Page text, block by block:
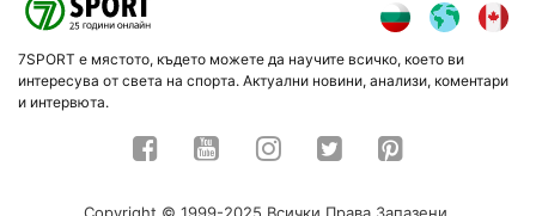
7SPORT е мястото, където можете да научите всичко, което ви
интересува от света на спорта. Актуални новини, анализи, коментари
и интервюта.